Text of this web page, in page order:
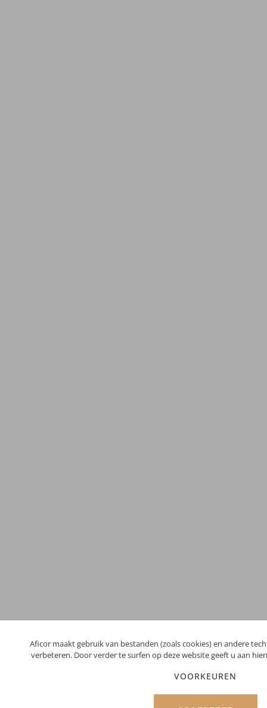
Aficor maakt gebruik van bestanden (zoals cookies) en andere
verbeteren. Door verder te surfen op deze website geeft u aan
VOORKEUREN